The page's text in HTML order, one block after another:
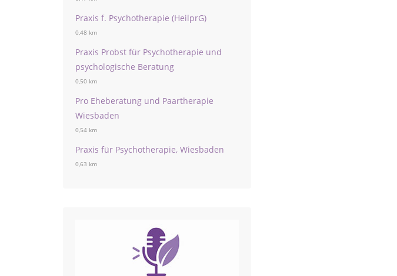
Praxis f. Psychotherapie (HeilprG)
0,48 km
Praxis Probst für Psychotherapie und
psychologische Beratung
0,50 km
Pro Eheberatung und Paartherapie
Wiesbaden
0,54 km
Praxis für Psychotherapie, Wiesbaden
0,63 km